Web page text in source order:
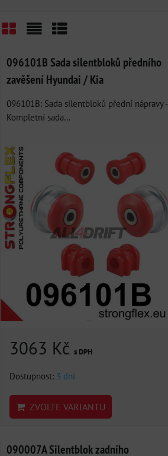
096101B Sada silentbloků předního
zavěšení Hyundai / Kia
096101B: Sada silentbloků přední nápravy -
Kompletní sada...
3063 Kč s DPH
Dostupnost: 3 dni
ZVOLTE VARIANTU
090007A Silentblok zadního